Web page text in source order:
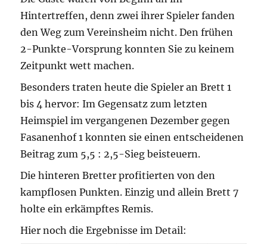
Hintertreffen, denn zwei ihrer Spieler fanden
den Weg zum Vereinsheim nicht. Den frühen
2-Punkte-Vorsprung konnten Sie zu keinem
Zeitpunkt wett machen.
Besonders traten heute die Spieler an Brett 1
bis 4 hervor: Im Gegensatz zum letzten
Heimspiel im vergangenen Dezember gegen
Fasanenhof 1 konnten sie einen entscheidenen
Beitrag zum 5,5 : 2,5-Sieg beisteuern.
Die hinteren Bretter profitierten von den
kampflosen Punkten. Einzig und allein Brett 7
holte ein erkämpftes Remis.
Hier noch die Ergebnisse im Detail: